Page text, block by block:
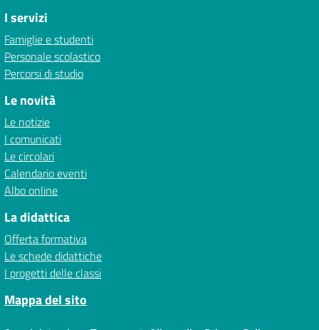
I servizi
Famiglie e studenti
Personale scolastico
Percorsi di studio
Le novità
Le notizie
I comunicati
Le circolari
Calendario eventi
Albo online
La didattica
Offerta formativa
Le schede didattiche
I progetti delle classi
Mappa del sito